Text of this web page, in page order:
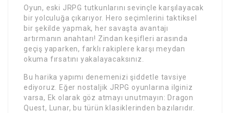
Oyun, eski JRPG tutkunlarını sevinçle karşılayacak
bir yolculuğa çıkarıyor. Hero seçimlerini taktiksel
bir şekilde yapmak, her savaşta avantajı
artırmanın anahtarı! Zindan keşifleri arasında
geçiş yaparken, farklı rakiplere karşı meydan
okuma fırsatını yakalayacaksınız.
Bu harika yapımı denemenizi şiddetle tavsiye
ediyoruz. Eğer nostaljik JRPG oyunlarına ilginiz
varsa, Ek olarak göz atmayı unutmayın: Dragon
Quest, Lunar, bu türün klasiklerinden bazılarıdır.